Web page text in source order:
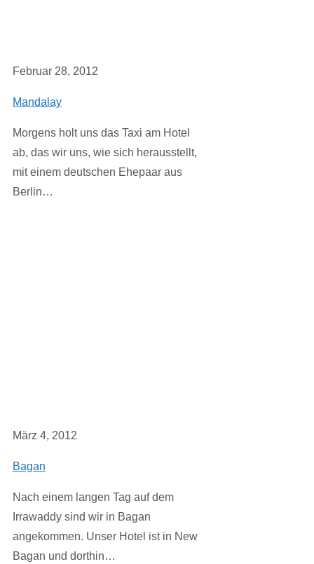
Februar 28, 2012
Mandalay
Morgens holt uns das Taxi am Hotel
ab, das wir uns, wie sich herausstellt,
mit einem deutschen Ehepaar aus
Berlin…
März 4, 2012
Bagan
Nach einem langen Tag auf dem
Irrawaddy sind wir in Bagan
angekommen. Unser Hotel ist in New
Bagan und dorthin…